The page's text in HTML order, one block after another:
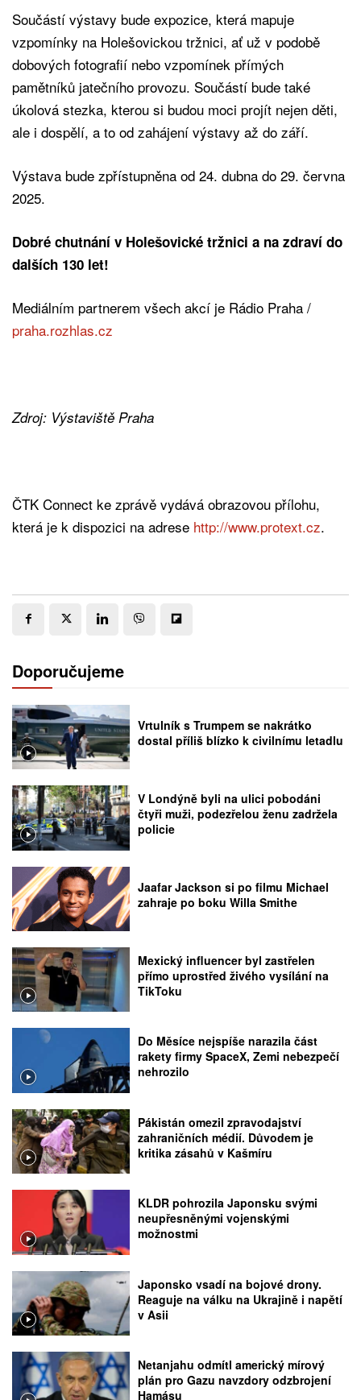
Součástí výstavy bude expozice, která mapuje
vzpomínky na Holešovickou tržnici, ať už v podobě
dobových fotografií nebo vzpomínek přímých
pamětníků jatečního provozu. Součástí bude také
úkolová stezka, kterou si budou moci projít nejen děti,
ale i dospělí, a to od zahájení výstavy až do září.
Výstava bude zpřístupněna od 24. dubna do 29. června
2025.
Dobré chutnání v Holešovické tržnici a na zdraví do
dalších 130 let!
Mediálním partnerem všech akcí je Rádio Praha /
praha.rozhlas.cz
Zdroj: Výstaviště Praha
ČTK Connect ke zprávě vydává obrazovou přílohu,
která je k dispozici na adrese http://www.protext.cz.
Doporučujeme
Vrtulník s Trumpem se nakrátko
dostal příliš blízko k civilnímu letadlu
V Londýně byli na ulici pobodáni
čtyři muži, podezřelou ženu zadržela
policie
Jaafar Jackson si po filmu Michael
zahraje po boku Willa Smithe
Mexický influencer byl zastřelen
přímo uprostřed živého vysílání na
TikToku
Do Měsíce nejspíše narazila část
rakety firmy SpaceX, Zemi nebezpečí
nehrozilo
Pákistán omezil zpravodajství
zahraničních médií. Důvodem je
kritika zásahů v Kašmíru
KLDR pohrozila Japonsku svými
neupřesněnými vojenskými
možnostmi
Japonsko vsadí na bojové drony.
Reaguje na válku na Ukrajině i napětí
v Asii
Netanjahu odmítl americký mírový
plán pro Gazu navzdory odzbrojení
Hamásu